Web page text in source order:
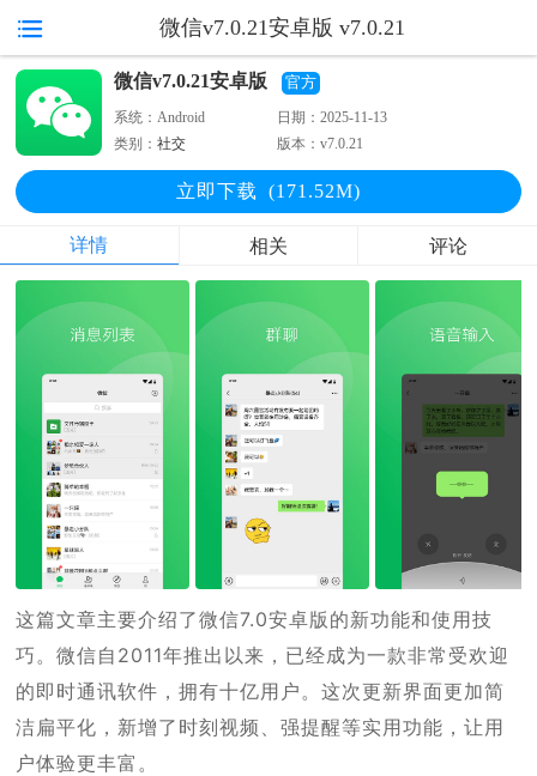
微信v7.0.21安卓版 v7.0.21
微信v7.0.21安卓版 官方
系统：Android 日期：2025-11-13
类别：社交 版本：v7.0.21
立即下载 (171.52M)
详情 相关 评论
这篇文章主要介绍了微信7.0安卓版的新功能和使用技
巧。微信自2011年推出以来，已经成为一款非常受欢迎
的即时通讯软件，拥有十亿用户。这次更新界面更加简
洁扁平化，新增了时刻视频、强提醒等实用功能，让用
户体验更丰富。